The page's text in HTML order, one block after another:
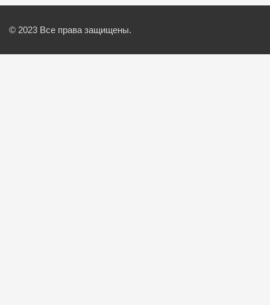
© 2023 Все права защищены.